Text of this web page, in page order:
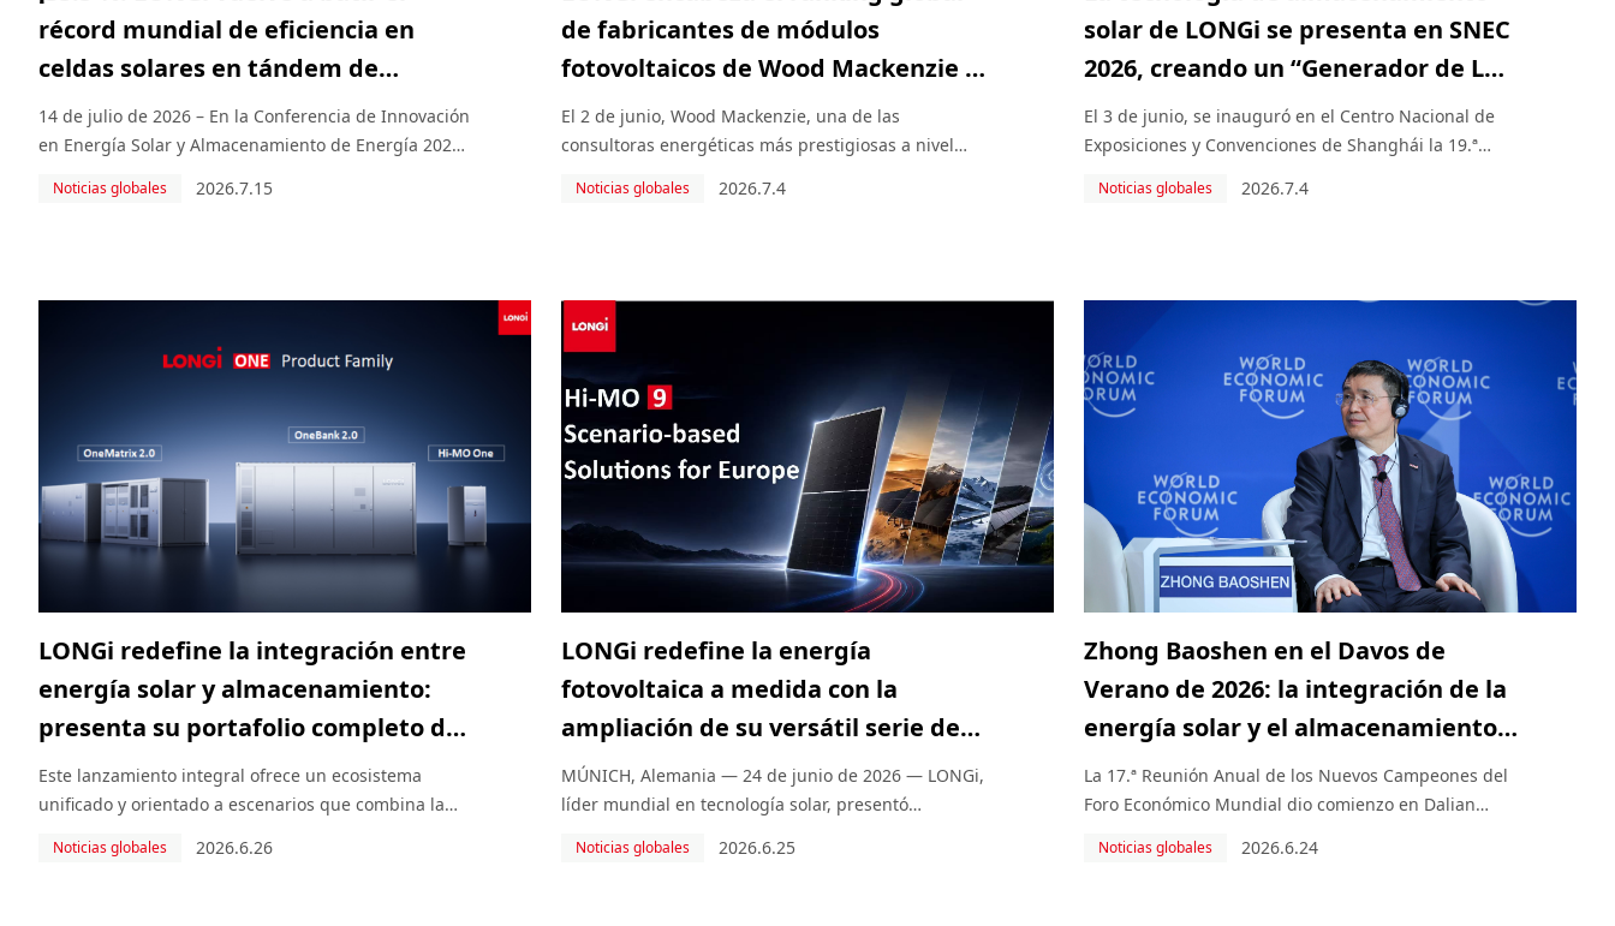
récord mundial de eficiencia en
celdas solares en tándem de
perovskita/silicio cristalino
14 de julio de 2026 – En la Conferencia de Innovación
en Energía Solar y Almacenamiento de Energía 2026,
tándem de perovskita/silicio, desarrollada de forma
Noticias globales 2026.7.15
de fabricantes de módulos
fotovoltaicos de Wood Mackenzie y
obtiene la máxima calificación
“Grado A”
El 2 de junio, Wood Mackenzie, una de las
consultoras energéticas más prestigiosas a nivel
Fabricantes de Módulos Fotovoltaicos 2026 (basado
Noticias globales 2026.7.4
solar de LONGi se presenta en SNEC
2026, creando un “Generador de Luz
Solar” con soluciones integrales
El 3 de junio, se inauguró en el Centro Nacional de
Exposiciones y Convenciones de Shanghái la 19.ª
de Energía Inteligente y Fotovoltaica Solar (SNEC
Noticias globales 2026.7.4
LONGi redefine la integración entre
energía solar y almacenamiento:
presenta su portafolio completo de
sistemas de almacenamiento de
energía (BESS) “LONGi ONE” en
Intersolar Europa 2026
Este lanzamiento integral ofrece un ecosistema
unificado y orientado a escenarios que combina la
almacenamiento de energía inteligente 5S,
Noticias globales 2026.6.26
LONGi redefine la energía
fotovoltaica a medida con la
ampliación de su versátil serie de
productos Hi-MO 9, basados en
escenarios, en Intersolar Europa
2026
MÚNICH, Alemania — 24 de junio de 2026 — LONGi,
líder mundial en tecnología solar, presentó
fotovoltaicos basados en escenarios, diseñados a la
Noticias globales 2026.6.25
Zhong Baoshen en el Davos de
Verano de 2026: la integración de la
energía solar y el almacenamiento
rompe las barreras de la aplicación
de la energía sostenible a nivel
mundial
La 17.ª Reunión Anual de los Nuevos Campeones del
Foro Económico Mundial dio comienzo en Dalian
«Innovar a gran escala», el evento reúne a más de
Noticias globales 2026.6.24